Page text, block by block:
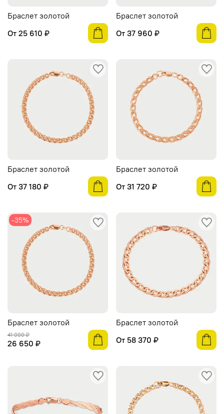
Браслет золотой
От 25 610 ₽
Браслет золотой
От 37 960 ₽
Браслет золотой
От 37 180 ₽
Браслет золотой
От 31 720 ₽
-35%
Браслет золотой
41 000 ₽
26 650 ₽
Браслет золотой
От 58 370 ₽